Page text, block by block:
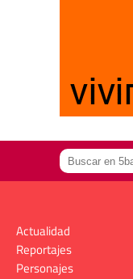
Actualidad
Reportajes
Personajes